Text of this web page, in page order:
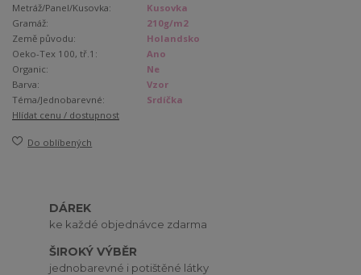
Metráž/Panel/Kusovka:
Kusovka
Gramáž:
210g/m2
Země původu:
Holandsko
Oeko-Tex 100, tř.1:
Ano
Organic:
Ne
Barva:
Vzor
Téma/Jednobarevné:
Srdíčka
Hlídat cenu / dostupnost
Do oblíbených
DÁREK
ke každé objednávce zdarma
ŠIROKÝ VÝBĚR
jednobarevné i potištěné látky